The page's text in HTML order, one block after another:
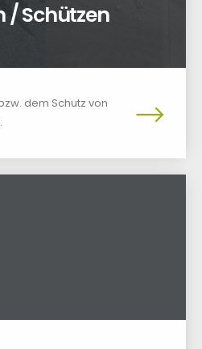
/ Schützen
dem Schutz von